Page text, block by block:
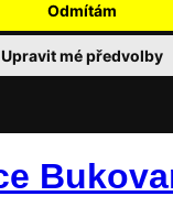
Odmítám
Upravit mé předvolby